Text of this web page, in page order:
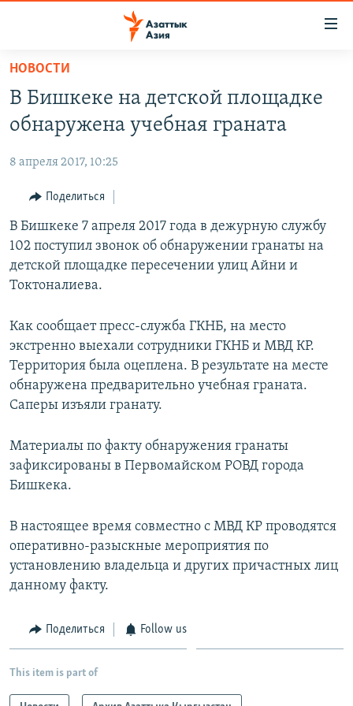
Вернуться
основному
содержанию
Вернутся
навигации
Вернутся
поиску
КАЗАХСТАН
УЗБЕКИСТАН
ТАДЖИКИСТАН
НОВОСТИ
ВОЙНА В УКРАИНЕ
НА ДРУГИХ ЯЗЫКАХ
ҚАЗАҚША
КЫРГЫЗЧА
ЎЗБЕКЧА
ТОҶИКӢ
Все сайты РСЕ/РС
НОВОСТИ
В Бишкеке на детской площадке
обнаружена учебная граната
8 апреля 2017, 10:25
Поделиться
В Бишкеке 7 апреля 2017 года в дежурную службу
102 поступил звонок об обнаружении гранаты на
детской площадке пересечении улиц Айни и
Токтоналиева.
Как сообщает пресс-служба ГКНБ, на место
экстренно выехали сотрудники ГКНБ и МВД КР.
Территория была оцеплена. В результате на месте
обнаружена предварительно учебная граната.
Саперы изъяли гранату.
Материалы по факту обнаружения гранаты
зафиксированы в Первомайском РОВД города
Бишкека.
В настоящее время совместно с МВД КР проводятся
оперативно-разыскные мероприятия по
установлению владельца и других причастных лиц
данному факту.
Поделиться Follow us
This item is part of